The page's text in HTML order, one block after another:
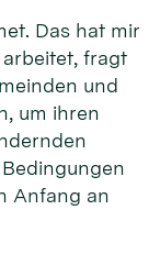
Das hat mir
fragt
und
um ihren
Anfang an